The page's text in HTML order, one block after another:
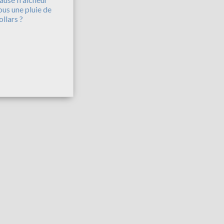
une pluie de
?